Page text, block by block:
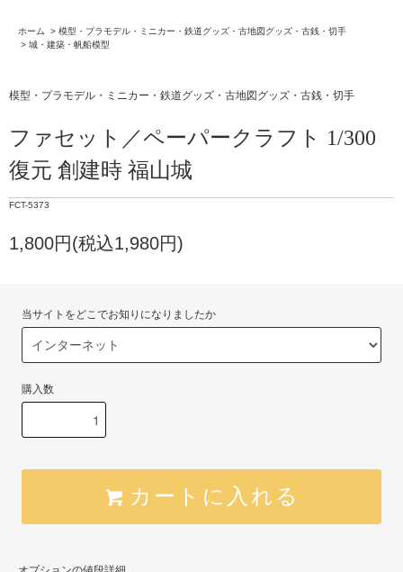
ホーム > 模型・プラモデル・ミニカー・鉄道グッズ・古地図グッズ・古銭・切手
> 城・建築・帆船模型
模型・プラモデル・ミニカー・鉄道グッズ・古地図グッズ・古銭・切手
ファセット／ペーパークラフト 1/300
復元 創建時 福山城
FCT-5373
1,800円(税込1,980円)
当サイトをどこでお知りになりましたか
購入数
カートに入れる